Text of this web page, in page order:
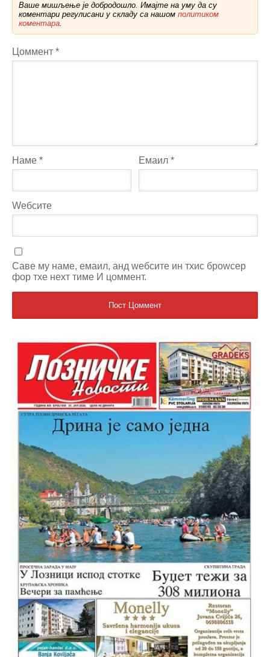
Ваше мишљење је добродошло. Имајте на уму да су
коментари регулисани у складу са нашом политиком
коментара
Цоммент *
Наме * Емаил*
Wебсите
Саве мy наме, емаил, анд wебсите ин тхис броwсер
фор тхе неxт тиме И цоммент.